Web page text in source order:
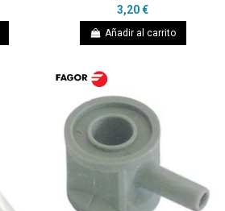
3,20 €
Añadir al carrito